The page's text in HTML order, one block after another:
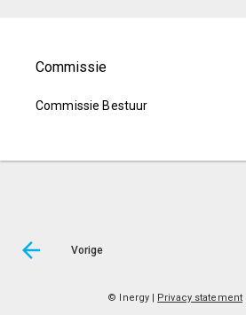
Commissie
Commissie Bestuur
Vorige
© Inergy Privacy statement|